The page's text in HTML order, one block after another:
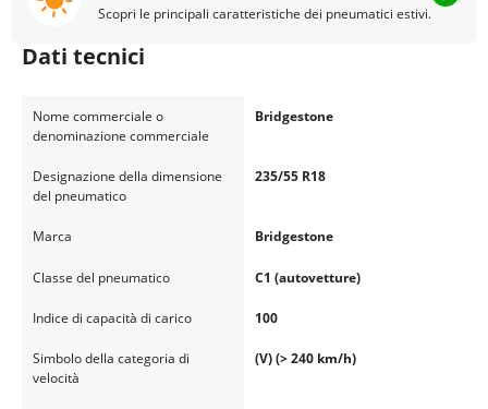
Scopri le principali caratteristiche dei pneumatici estivi.
Dati tecnici
Nome commerciale o
denominazione commerciale
Bridgestone
Designazione della dimensione
del pneumatico
235/55 R18
Marca Bridgestone
Classe del pneumatico C1 (autovetture)
Indice di capacità di carico 100
Simbolo della categoria di
velocità
(V) (> 240 km/h)